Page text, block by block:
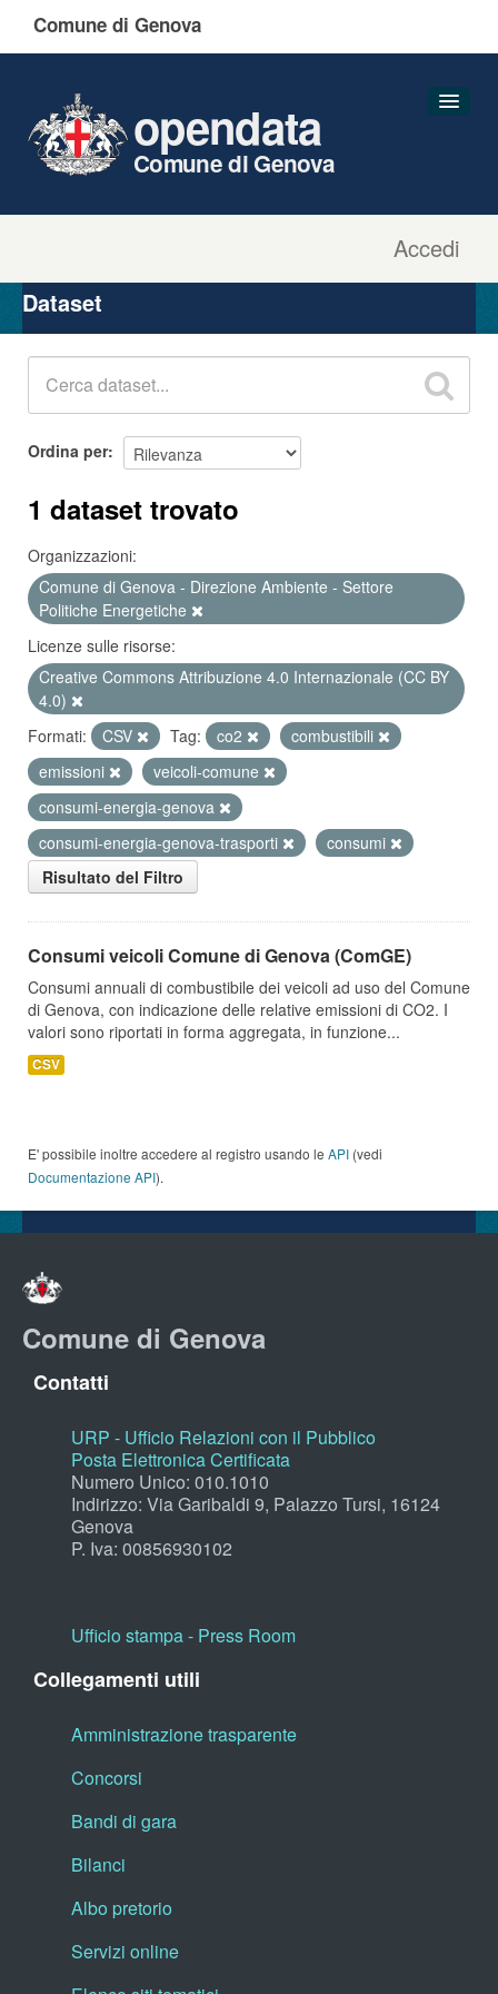
Comune di Genova
Accedi
opendata
Comune di Genova
Organizzazioni
Gruppi
Dataset
Ordina per
1 dataset trovato
Organizzazioni:
Comune di Genova - Direzione Ambiente - Settore
Politiche Energetiche
Licenze sulle risorse:
Creative Commons Attribuzione 4.0 Internazionale (CC BY
4.0)
Formati:
CSV Tag: co2
combustibili
emissioni
veicoli-comune
consumi-energia-genova
consumi-energia-genova-trasporti
consumi
Risultato del Filtro
Consumi veicoli Comune di Genova (ComGE)
Consumi annuali di combustibile dei veicoli ad uso del Comune
di Genova, con indicazione delle relative emissioni di CO2. I
valori sono riportati in forma aggregata, in funzione...
CSV
E' possibile inoltre accedere al registro usando le API (vedi
Documentazione API).
Comune di Genova
Contatti
URP - Ufficio Relazioni con il Pubblico
Posta Elettronica Certificata
Numero Unico: 010.1010
Indirizzo: Via Garibaldi 9, Palazzo Tursi, 16124
Genova
P. Iva: 00856930102
Ufficio stampa - Press Room
Collegamenti utili
Amministrazione trasparente
Concorsi
Bandi di gara
Bilanci
Albo pretorio
Servizi online